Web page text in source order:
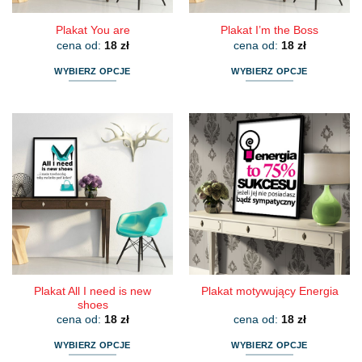
Plakat You are
cena od: 18 zł
WYBIERZ OPCJE
wiele
wariantów.
Opcje
można
wybrać
na
stronie
produktu
Plakat I’m the Boss
cena od: 18 zł
WYBIERZ OPCJE
ma
wariantów.
Opcje
można
wybrać
na
stronie
produktu
Plakat All I need is new
shoes
cena od: 18 zł
WYBIERZ OPCJE
Plakat motywujący Energia
cena od: 18 zł
WYBIERZ OPCJE